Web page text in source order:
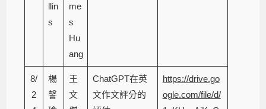
llin
s
me
s
Hu
ang
8/
2
楊
謦
王
文
ChatGPT在英
文作文評分的
https://drive.go
ogle.com/file/d/